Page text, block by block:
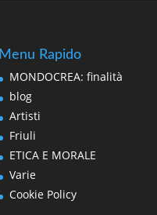
Menu Rapido
MONDOCREA: finalità
blog
Artisti
Friuli
ETICA E MORALE
Varie
Cookie Policy